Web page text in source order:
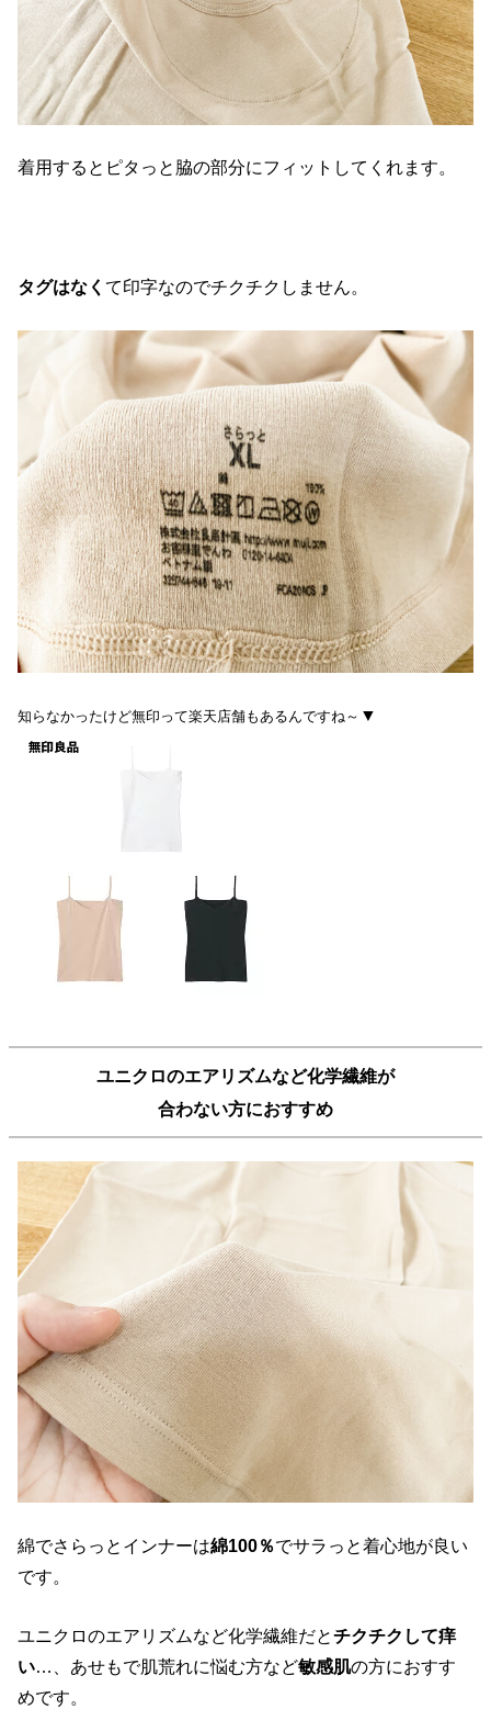
着用するとピタっと脇の部分にフィットしてくれます。
タグはなくて印字なのでチクチクしません。
知らなかったけど無印って楽天店舗もあるんですね～ ▼
ユニクロのエアリズムなど化学繊維が
合わない方におすすめ
綿でさらっとインナーは綿100％でサラっと着心地が良い
です。
ユニクロのエアリズムなど化学繊維だとチクチクして痒
い…、あせもで肌荒れに悩む方など敏感肌の方におすす
めです。